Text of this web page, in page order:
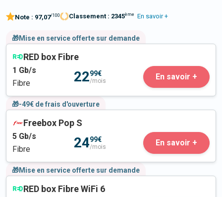
Note : 97,07/100 Classement : 2345ème En savoir +
🎁Mise en service offerte sur demande
RED box Fibre
1 Gb/s
Fibre
2299€
/mois En savoir +
🎁-49€ de frais d'ouverture
Freebox Pop S
5 Gb/s
Fibre
2499€
/mois En savoir +
🎁Mise en service offerte sur demande
RED box Fibre WiFi 6